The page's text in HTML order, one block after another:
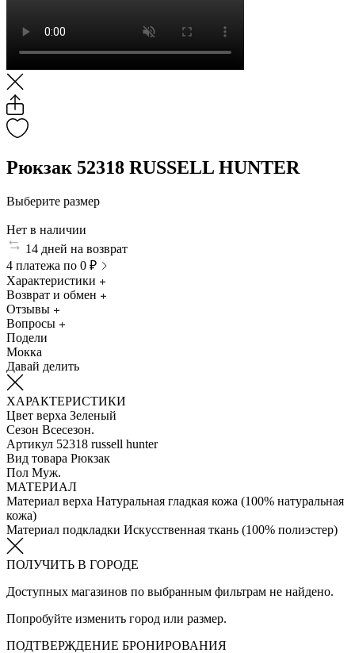
Рюкзак 52318 RUSSELL HUNTER
Выберите размер
Нет в наличии
14 дней на возврат
4 платежа по 0 ₽
Характеристики
Возврат и обмен
Отзывы
Вопросы
Подели
Мокка
Давай делить
ХАРАКТЕРИСТИКИ
Цвет верха Зеленый
Сезон Всесезон.
Артикул 52318 russell hunter
Вид товара Рюкзак
Пол Муж.
МАТЕРИАЛ
Материал верха Натуральная гладкая кожа (100% натуральная
кожа)
Материал подкладки Искуcственная ткань (100% полиэстер)
ПОЛУЧИТЬ В ГОРОДЕ
Доступных магазинов по выбранным фильтрам не найдено.
Попробуйте изменить город или размер.
ПОДТВЕРЖДЕНИЕ БРОНИРОВАНИЯ